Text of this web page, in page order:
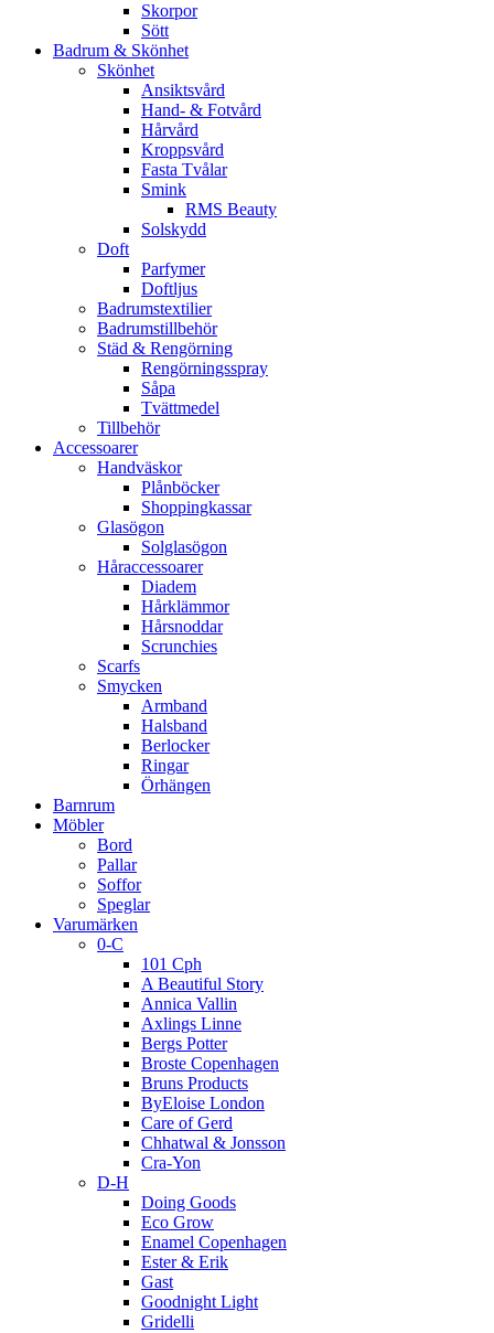
Skorpor
Sött
Badrum & Skönhet
Skönhet
Ansiktsvård
Hand- & Fotvård
Hårvård
Kroppsvård
Fasta Tvålar
Smink
RMS Beauty
Solskydd
Doft
Parfymer
Doftljus
Badrumstextilier
Badrumstillbehör
Städ & Rengörning
Rengörningsspray
Såpa
Tvättmedel
Tillbehör
Accessoarer
Handväskor
Plånböcker
Shoppingkassar
Glasögon
Solglasögon
Håraccessoarer
Diadem
Hårklämmor
Hårsnoddar
Scrunchies
Scarfs
Smycken
Armband
Halsband
Berlocker
Ringar
Örhängen
Barnrum
Möbler
Bord
Pallar
Soffor
Speglar
Varumärken
0-C
101 Cph
A Beautiful Story
Annica Vallin
Axlings Linne
Bergs Potter
Broste Copenhagen
Bruns Products
ByEloise London
Care of Gerd
Chhatwal & Jonsson
Cra-Yon
D-H
Doing Goods
Eco Grow
Enamel Copenhagen
Ester & Erik
Gast
Goodnight Light
Gridelli